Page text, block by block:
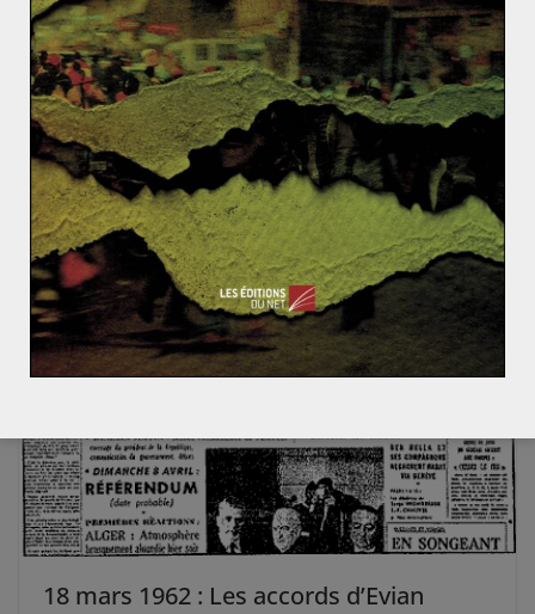
La crise en Ukraine et ses conséquences sur l’Asie C
entrale
L’actu dans le rétro : février 2014
18 mars 1962 : Les accords d’Evian